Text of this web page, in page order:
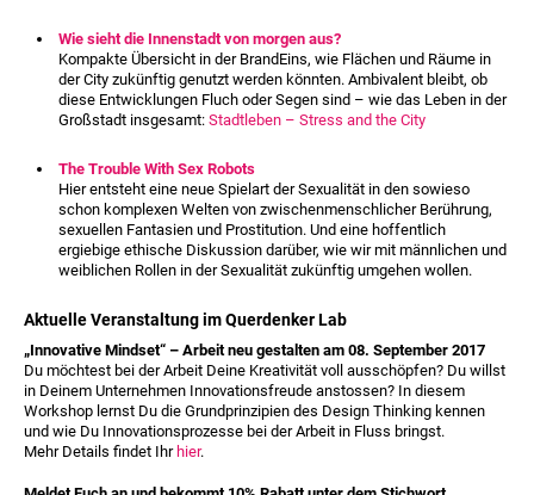
Wie sieht die Innenstadt von morgen aus?
Kompakte Übersicht in der BrandEins, wie Flächen und Räume in
der City zukünftig genutzt werden könnten. Ambivalent bleibt, ob
diese Entwicklungen Fluch oder Segen sind – wie das Leben in der
Großstadt insgesamt: Stadtleben – Stress and the City
The Trouble With Sex Robots
Hier entsteht eine neue Spielart der Sexualität in den sowieso
schon komplexen Welten von zwischenmenschlicher Berührung,
sexuellen Fantasien und Prostitution. Und eine hoffentlich
ergiebige ethische Diskussion darüber, wie wir mit männlichen und
weiblichen Rollen in der Sexualität zukünftig umgehen wollen.
Aktuelle Veranstaltung im Querdenker Lab
„Innovative Mindset“ – Arbeit neu gestalten am 08. September 2017
Du möchtest bei der Arbeit Deine Kreativität voll ausschöpfen? Du willst
in Deinem Unternehmen Innovationsfreude anstossen? In diesem
Workshop lernst Du die Grundprinzipien des Design Thinking kennen
und wie Du Innovationsprozesse bei der Arbeit in Fluss bringst.
Mehr Details findet Ihr hier.